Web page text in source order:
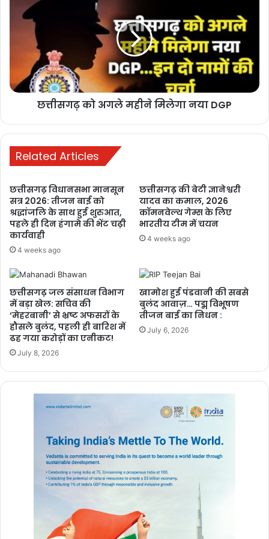
मनेन्द्रगढ़: बीआर
कार्यालय परिसर
में गंदगी का अंबार,
तोड़फोड़ और
अव्यवस्था से
कर्मचारियों व
2 weeks ago
के जल संरक्षण
मॉडल की सराहना,
ISRO तकनीक से
बढ़ा भूजल स्तर
छत्तीसगढ़ को अगले महीने मिलेगा नया DGP
Related Articles
छत्तीसगढ़ विधानसभा मानसून
सत्र 2026: तीजन बाई को
श्रद्धांजलि के साथ हुई शुरुआत,
पहले ही दिन हंगामे की भेंट चढ़ी
कार्यवाही
4 weeks ago
छत्तीसगढ़ की बेटी ज्ञानेश्वरी
यादव का कमाल, 2026
कॉमनवेल्थ गेम्स के लिए
भारतीय टीम में चयन
4 weeks ago
छत्तीसगढ़ जल संसाधन विभाग
में बड़ा खेल: सचिव की
‘मेहरबानी’ से भ्रष्ट अफसरों के
हौसले बुलंद, पहली ही बारिश में
ढह गया करोड़ों का एनीकट!
July 8, 2026
खामोश हुई पंडवानी की सबसे
बुलंद आवाज़… पद्म विभूषण
तीजन बाई का निधन :
July 6, 2026